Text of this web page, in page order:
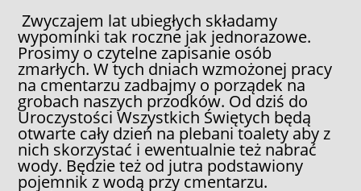
Zwyczajem lat ubiegłych składamy
wypominki tak roczne jak jednorazowe.
Prosimy o czytelne zapisanie osób
zmarłych. W tych dniach wzmożonej pracy
na cmentarzu zadbajmy o porządek na
grobach naszych przodków. Od dziś do
Uroczystości Wszystkich Świętych będą
otwarte cały dzień na plebani toalety aby z
nich skorzystać i ewentualnie też nabrać
wody. Będzie też od jutra podstawiony
pojemnik z wodą przy cmentarzu.